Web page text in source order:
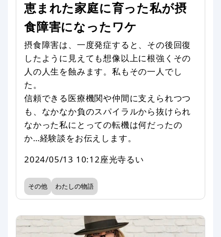
恵まれた家庭に育った私が摂
食障害になったワケ
摂食障害は、一度発症すると、その後回復
したように見えても想像以上に根強くその
人の人生を蝕みます。私もその一人でし
た。
信頼できる医療機関や仲間に支えられつつ
も、なかなか負のスパイラルから抜けられ
なかった私にとっての転機は何だったの
か…経験談をお伝えします。
2024/05/13 10:12座光寺るい
その他 わたしの物語